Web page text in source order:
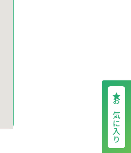
お気に入り